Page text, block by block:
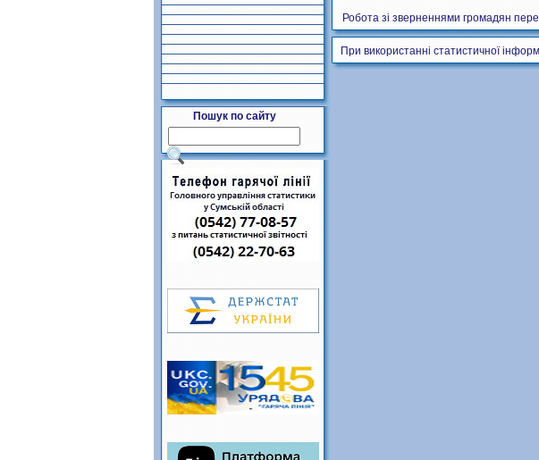
Пошук по сайту
Робота зі зверненнями громадян
При використанні статистичної